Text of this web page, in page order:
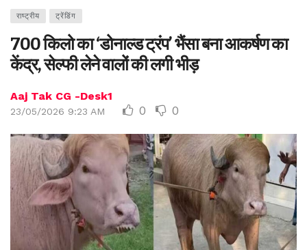
राष्ट्रीय ट्रेंडिंग
700 किलो का ‘डोनाल्ड ट्रंप’ भैंसा बना आकर्षण का
केंद्र, सेल्फी लेने वालों की लगी भीड़
Aaj Tak CG -Desk1
23/05/2026 9:23 AM 0 0